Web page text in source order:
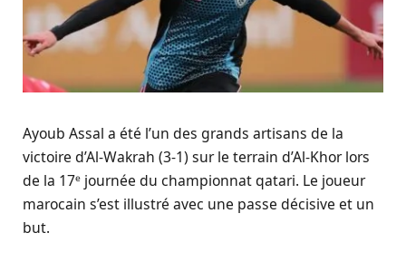
Ayoub Assal a été l’un des grands artisans de la
victoire d’Al-Wakrah (3-1) sur le terrain d’Al-Khor lors
de la 17ᵉ journée du championnat qatari. Le joueur
marocain s’est illustré avec une passe décisive et un
but.